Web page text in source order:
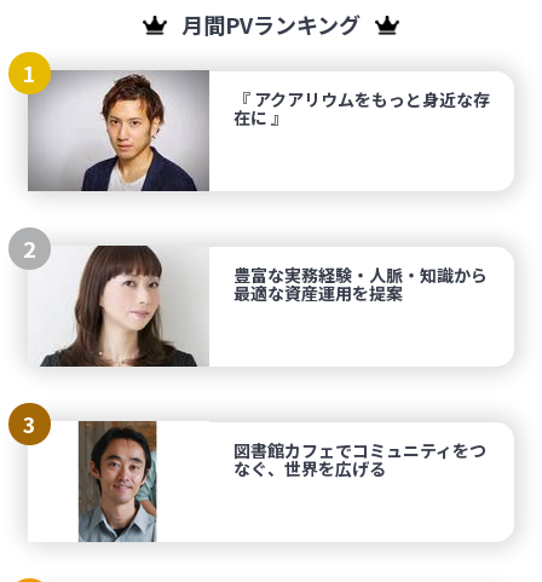
月間PVランキング
1
『 アクアリウムをもっと身近な存
在に 』
2
豊富な実務経験・人脈・知識から
最適な資産運用を提案
3
図書館カフェでコミュニティをつ
なぐ、世界を広げる